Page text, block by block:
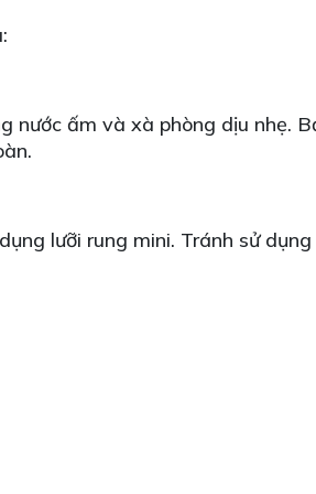
nước ấm và xà phòng dịu nhẹ.
lưỡi rung mini. Tránh sử